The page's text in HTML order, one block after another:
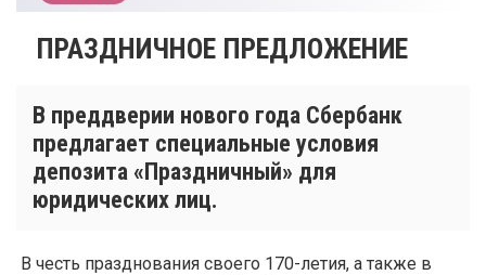
ПРАЗДНИЧНОЕ ПРЕДЛОЖЕНИЕ
В преддверии нового года Сбербанк
предлагает специальные условия
депозита «Праздничный» для
юридических лиц.
В честь празднования своего 170-летия, а также в